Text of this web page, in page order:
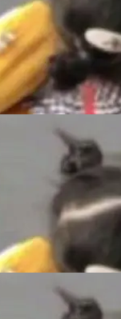
著
字
」
因
合
更
——